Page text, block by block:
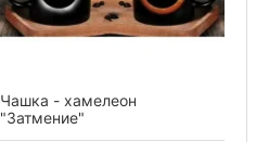
Чашка - хамелеон
"Затмение"